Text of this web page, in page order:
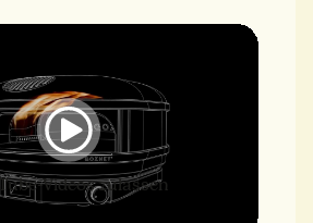
Videos zulassen